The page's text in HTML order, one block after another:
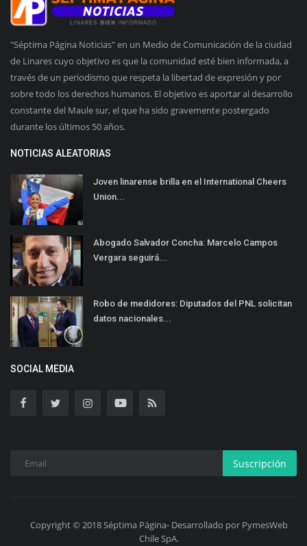
"Séptima Página Noticias" en un Medio de Comunicación de la ciudad
de Linares cuyo objetivo es que la comunidad esté bien informada, a
través de un periodismo que respeta la libertad de expresión y por
sobre todo los derechos humanos. El objetivo es aportar al desarrollo
constante del Maule sur, el que ha sido gravemente postergado
durante los últimos 50 años.
NOTICIAS ALEATORIAS
Joven linarense brilla en el International Cheers
Union...
Abogado Salvador Concha: Marcelo Campos
Vergara seguirá...
Robo de medidores: Diputados del PNL solicitan
datos nacionales...
SOCIAL MEDIA
Suscripción
Copyright © 2018 Séptima Página- Desarrollado por PymesWeb
Chile SpA.